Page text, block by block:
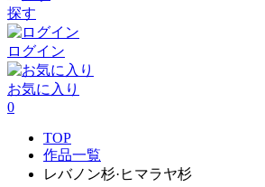
探す
ログイン
お気に入り
0
TOP
作品一覧
レバノン杉·ヒマラヤ杉